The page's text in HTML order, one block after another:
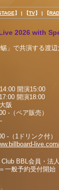
】 | 【TV】 | 【
2026 with
」で共演する渡
開演15:00
開演18:00
阪
-（ペア販売）
1ドリンク付）
BBL会員・法
一般予約受付開始